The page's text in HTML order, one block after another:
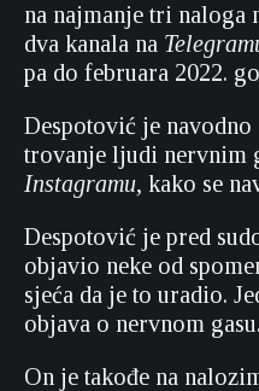
na najmanje tri naloga
dva kanala na
pa do februara 2022.
Despotović je
trovanje ljudi nervnim
Instagramu, kako se
Despotović je pred
objavio neke od
sjeća da je to uradio.
objava o nervnom gasu.
On je takođe na